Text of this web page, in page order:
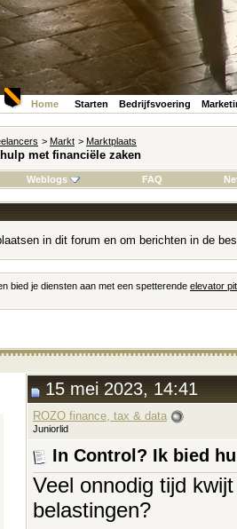
Home Starten Bedrijfsvoering
> Markt > Marktplaats
met financiële zaken
Weblogs FAQ
in dit forum en om berichten in de
bied je diensten aan met een spetterende elevator
15 mei 2023, 14:41
ROZO finance, tax & data
Juniorlid
In Control? Ik bied
Veel onnodig tijd
belastingen?